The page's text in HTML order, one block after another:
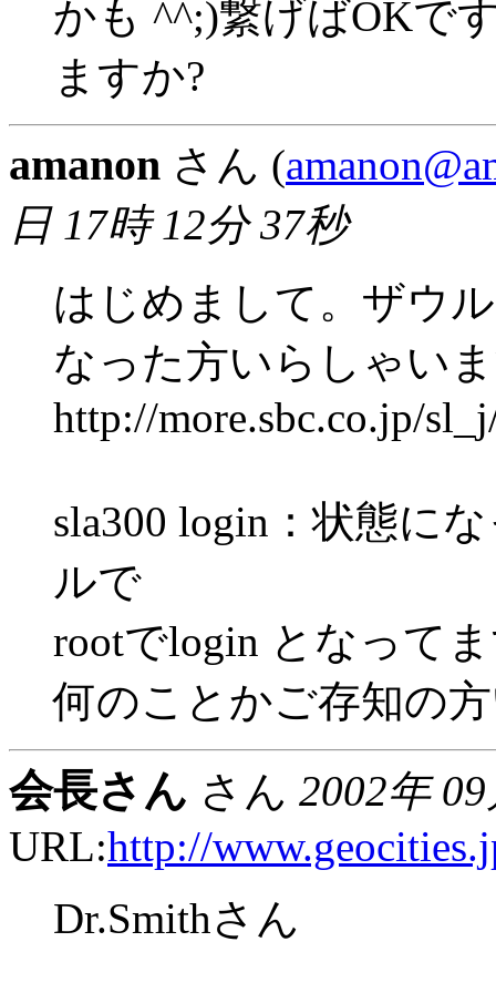
かも ^^;)繋げばOKで
ますか?
amanon さん (
日 17時 12分 37秒
はじめまして。ザウ
なった方いらしゃい
http://more.sbc.co.jp/
sla300 login：状態に
ルで
rootでlogin となって
何のことかご存知の
会長さん さん 2002年
URL:http://
Dr.Smithさん